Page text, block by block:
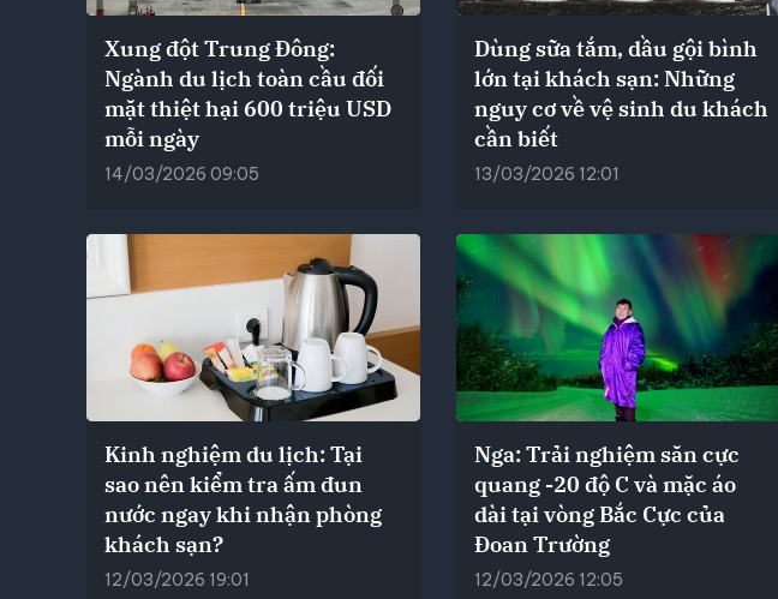
Xung đột Trung Đông:
Ngành du lịch toàn cầu đối
mặt thiệt hại 600 triệu USD
mỗi ngày
14/03/2026 09:05
Dùng sữa tắm, dầu gội bình
lớn tại khách sạn: Những
nguy cơ về vệ sinh du khách
cần biết
13/03/2026 12:01
Kinh nghiệm du lịch: Tại
sao nên kiểm tra ấm đun
nước ngay khi nhận phòng
khách sạn?
12/03/2026 19:01
Nga: Trải nghiệm săn cực
quang -20 độ C và mặc áo
dài tại vòng Bắc Cực của
Đoan Trường
12/03/2026 12:05